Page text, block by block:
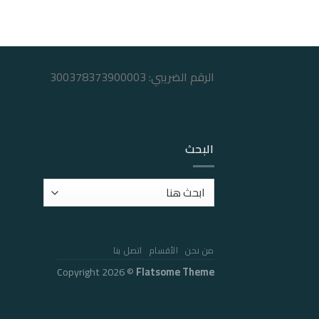
الرقم الضريبي: 300378373900003
البحث
من نحن الأقسام اتصل بنا
Copyright 2026 ©Flatsome Theme